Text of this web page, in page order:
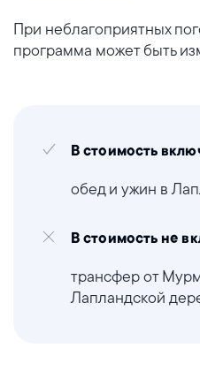
При неблагоприятных
программа может быть
В стоимость
обед и ужин в
В стоимость не
трансфер от
Лапландской